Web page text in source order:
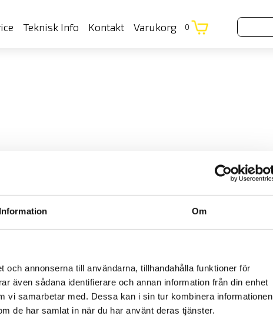
Information Om
annonserna till användarna, tillhandahålla funktioner för
även sådana identifierare och annan information från din enhet
vi samarbetar med. Dessa kan i sin tur kombinera informationen
de har samlat in när du har använt deras tjänster.
Teknisk Info Kontakt Varukorg 0